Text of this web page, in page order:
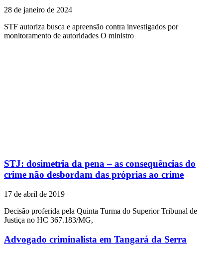
28 de janeiro de 2024
STF autoriza busca e apreensão contra investigados por
monitoramento de autoridades O ministro
STJ: dosimetria da pena – as consequências do
crime não desbordam das próprias ao crime
17 de abril de 2019
Decisão proferida pela Quinta Turma do Superior Tribunal de
Justiça no HC 367.183/MG,
Advogado criminalista em Tangará da Serra